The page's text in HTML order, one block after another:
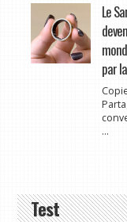
Le
par
...
Test